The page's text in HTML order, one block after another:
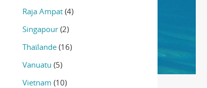
Raja Ampat (4)
Singapour (2)
Thaïlande (16)
Vanuatu (5)
Vietnam (10)